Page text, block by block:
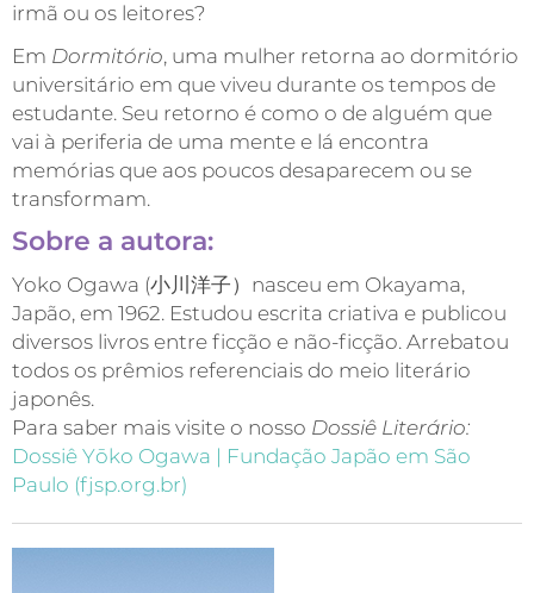
irmã ou os leitores?
Em Dormitório, uma mulher retorna ao dormitório
universitário em que viveu durante os tempos de
estudante. Seu retorno é como o de alguém que
vai à periferia de uma mente e lá encontra
memórias que aos poucos desaparecem ou se
transformam.
Sobre a autora:
Yoko Ogawa (小川洋子）nasceu em Okayama,
Japão, em 1962. Estudou escrita criativa e publicou
diversos livros entre ficção e não-ficção. Arrebatou
todos os prêmios referenciais do meio literário
japonês.
Para saber mais visite o nosso Dossiê Literário:
Dossiê Yōko Ogawa | Fundação Japão em São
Paulo (fjsp.org.br)